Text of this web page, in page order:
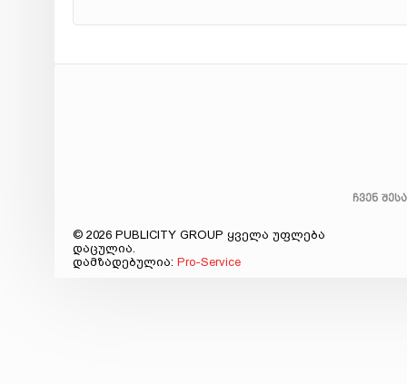
ჩვენ
© 2026 PUBLICITY GROUP ყველა უფლება
დაცულია.
დამზადებულია: Pro-Service